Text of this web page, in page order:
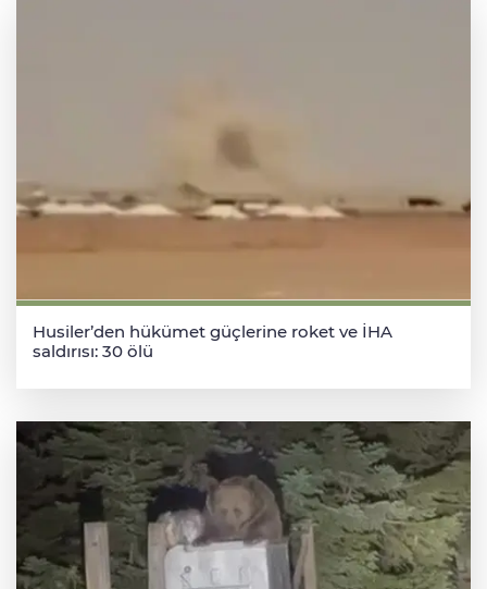
Husiler’den hükümet güçlerine roket ve İHA
saldırısı: 30 ölü